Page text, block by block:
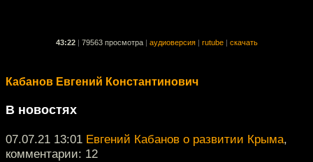
43:22 79563 просмотра аудиоверсия rutube скачать
Кабанов Евгений Константинович
В новостях
07.07.21 13:01 Евгений Кабанов о развитии Крыма,
комментарии: 12